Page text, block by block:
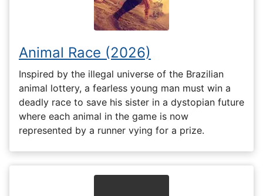
Animal Race (2026)
Inspired by the illegal universe of the Brazilian
animal lottery, a fearless young man must win a
deadly race to save his sister in a dystopian future
where each animal in the game is now
represented by a runner vying for a prize.